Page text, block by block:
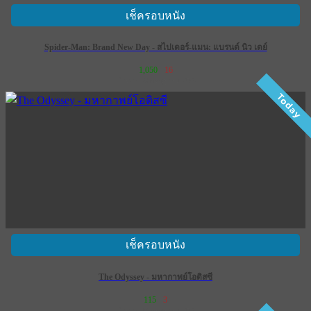
เช็ครอบหนัง
Spider-Man: Brand New Day - สไปเดอร์-แมน: แบรนด์ นิว เดย์
1,050 16
Today
เช็ครอบหนัง
The Odyssey - มหากาพย์โอดิสซี
115 3